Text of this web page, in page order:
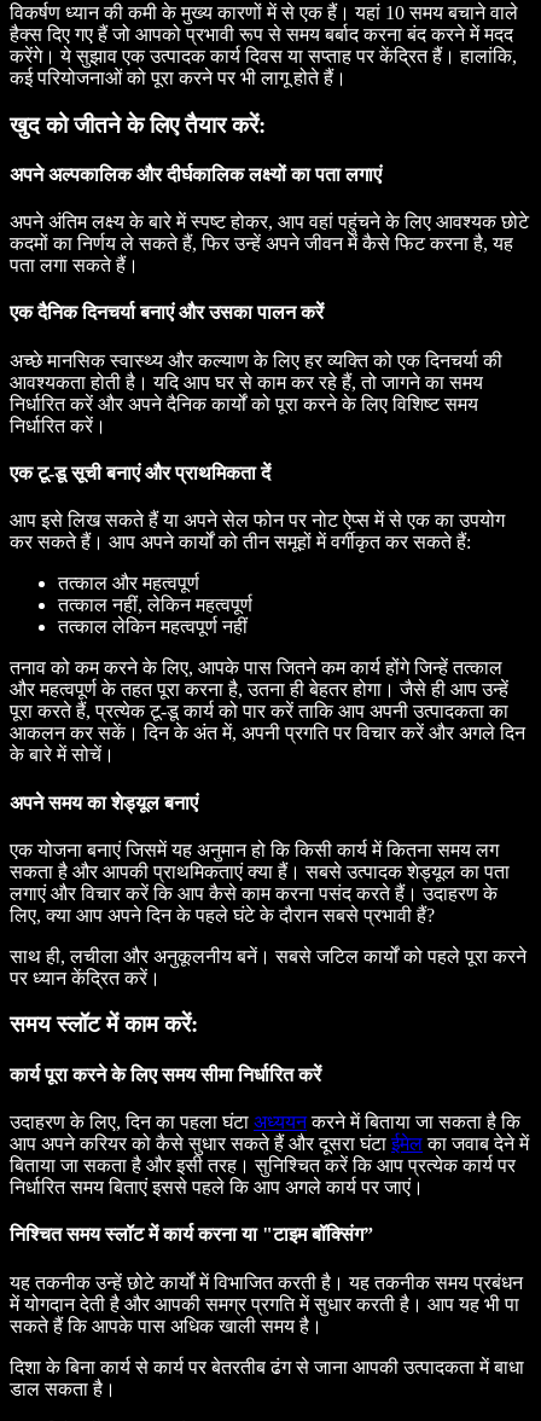
विकर्षण ध्यान की कमी के मुख्य कारणों में से एक हैं। यहां 10 समय बचाने वाले
हैक्स दिए गए हैं जो आपको प्रभावी रूप से समय बर्बाद करना बंद करने में मदद
करेंगे। ये सुझाव एक उत्पादक कार्य दिवस या सप्ताह पर केंद्रित हैं। हालांकि,
कई परियोजनाओं को पूरा करने पर भी लागू होते हैं।
खुद को जीतने के लिए तैयार करें:
अपने अल्पकालिक और दीर्घकालिक लक्ष्यों का पता लगाएं
अपने अंतिम लक्ष्य के बारे में स्पष्ट होकर, आप वहां पहुंचने के लिए आवश्यक छोटे
कदमों का निर्णय ले सकते हैं, फिर उन्हें अपने जीवन में कैसे फिट करना है, यह
पता लगा सकते हैं।
एक दैनिक दिनचर्या बनाएं और उसका पालन करें
अच्छे मानसिक स्वास्थ्य और कल्याण के लिए हर व्यक्ति को एक दिनचर्या की
आवश्यकता होती है। यदि आप घर से काम कर रहे हैं, तो जागने का समय
निर्धारित करें और अपने दैनिक कार्यों को पूरा करने के लिए विशिष्ट समय
निर्धारित करें।
एक टू-डू सूची बनाएं और प्राथमिकता दें
आप इसे लिख सकते हैं या अपने सेल फोन पर नोट ऐप्स में से एक का उपयोग
कर सकते हैं। आप अपने कार्यों को तीन समूहों में वर्गीकृत कर सकते हैं:
तत्काल और महत्वपूर्ण
तत्काल नहीं, लेकिन महत्वपूर्ण
तत्काल लेकिन महत्वपूर्ण नहीं
तनाव को कम करने के लिए, आपके पास जितने कम कार्य होंगे जिन्हें तत्काल
और महत्वपूर्ण के तहत पूरा करना है, उतना ही बेहतर होगा। जैसे ही आप उन्हें
पूरा करते हैं, प्रत्येक टू-डू कार्य को पार करें ताकि आप अपनी उत्पादकता का
आकलन कर सकें। दिन के अंत में, अपनी प्रगति पर विचार करें और अगले दिन
के बारे में सोचें।
अपने समय का शेड्यूल बनाएं
एक योजना बनाएं जिसमें यह अनुमान हो कि किसी कार्य में कितना समय लग
सकता है और आपकी प्राथमिकताएं क्या हैं। सबसे उत्पादक शेड्यूल का पता
लगाएं और विचार करें कि आप कैसे काम करना पसंद करते हैं। उदाहरण के
लिए, क्या आप अपने दिन के पहले घंटे के दौरान सबसे प्रभावी हैं?
साथ ही, लचीला और अनुकूलनीय बनें। सबसे जटिल कार्यों को पहले पूरा करने
पर ध्यान केंद्रित करें।
समय स्लॉट में काम करें:
कार्य पूरा करने के लिए समय सीमा निर्धारित करें
उदाहरण के लिए, दिन का पहला घंटा अध्ययनकरने में बिताया जा सकता है कि
आप अपने करियर को कैसे सुधार सकते हैं और दूसरा घंटाईमेलका जवाब देने में
बिताया जा सकता है और इसी तरह। सुनिश्चित करें कि आप प्रत्येक कार्य पर
निर्धारित समय बिताएं इससे पहले कि आप अगले कार्य पर जाएं।
निश्चित समय स्लॉट में कार्य करना या "टाइम बॉक्सिंग”
यह तकनीक उन्हें छोटे कार्यों में विभाजित करती है। यह तकनीक समय प्रबंधन
में योगदान देती है और आपकी समग्र प्रगति में सुधार करती है। आप यह भी पा
सकते हैं कि आपके पास अधिक खाली समय है।
दिशा के बिना कार्य से कार्य पर बेतरतीब ढंग से जाना आपकी उत्पादकता में बाधा
डाल सकता है।